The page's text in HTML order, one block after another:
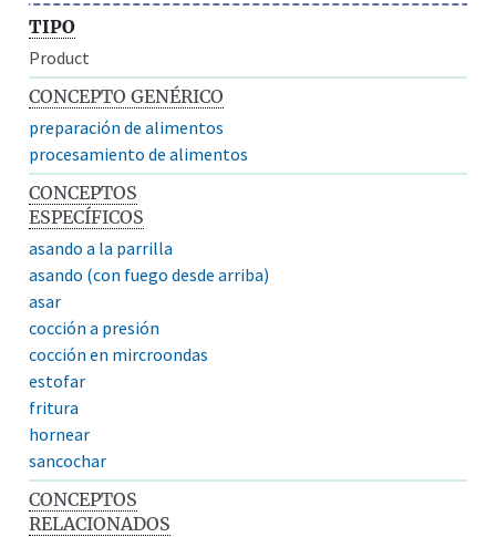
TIPO
Product
CONCEPTO GENÉRICO
preparación de alimentos
procesamiento de alimentos
CONCEPTOS
ESPECÍFICOS
asando a la parrilla
asando (con fuego desde arriba)
asar
cocción a presión
cocción en mircroondas
estofar
fritura
hornear
sancochar
CONCEPTOS
RELACIONADOS